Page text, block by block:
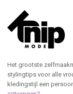
Het grootste
stylingtips voor alle
kledingstijl een